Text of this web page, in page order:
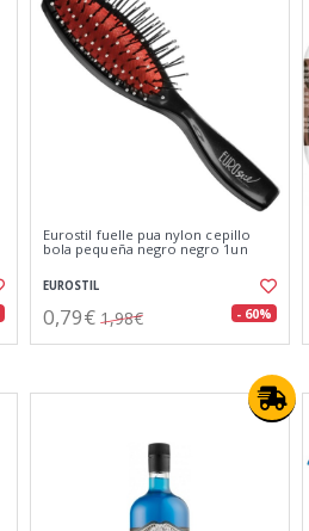
Eurostil fuelle pua nylon cepillo
bola pequeña negro negro 1un
EUROSTIL
0,79€ 1,98€ - 60%